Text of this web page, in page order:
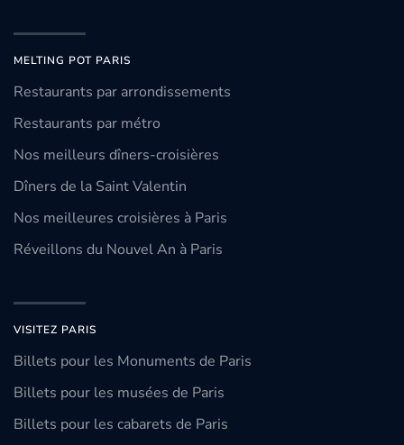
MELTING POT PARIS
Restaurants par arrondissements
Restaurants par métro
Nos meilleurs dîners-croisières
Dîners de la Saint Valentin
Nos meilleures croisières à Paris
Réveillons du Nouvel An à Paris
VISITEZ PARIS
Billets pour les Monuments de Paris
Billets pour les musées de Paris
Billets pour les cabarets de Paris